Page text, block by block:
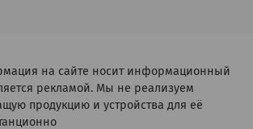
на сайте носит информационный
рекламой. Мы не реализуем
продукцию и устройства для её